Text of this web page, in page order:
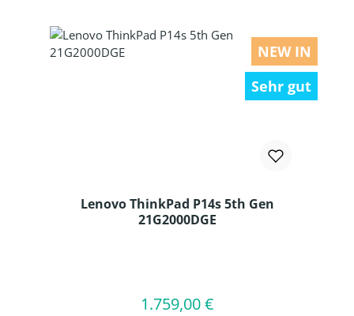
NEW IN
Sehr gut
Lenovo ThinkPad P14s 5th Gen
21G2000DGE
Regulärer Preis:
1.759,00 €
In den Warenkorb